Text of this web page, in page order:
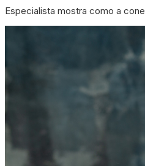
Especialista mostra como a